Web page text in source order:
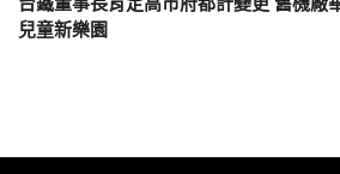
兒童新樂園